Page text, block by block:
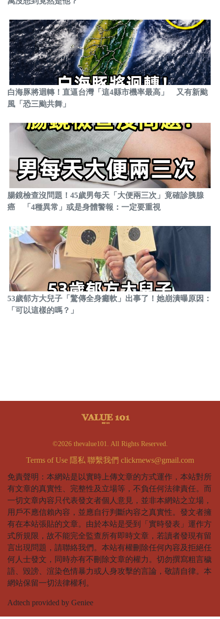
白海豚將迴轉！直逼台灣「這4縣市機率最高」 又有新颱
風「恐三颱共舞」
腸鏡檢查沒問題！45歲男每天「大便兩三次」竟確診胰腺
癌 「4種異常」或是身體警報：一定要重視
53歲郁方大兒子「驚傳全身癱軟」出事了！她崩潰曝原因：
「可以這樣的嗎？」
©2026 thevalue101. All Rights Reserved.
Terms of Use 隱私 聯繫我們 clickrnews@gmail.com
免責聲明：本網站是以實時上傳文章的方式運作，本站對所
有文章的真實性、完整性及立場等，不負任何法律責任。而
一切文章內容只代表發文者個人意見，並非本網站之立場，
用戶不應信賴內容，並應自行判斷內容之真實性。發文者擁
有在本站張貼的文章。由於本站是受到「實時發表」運作方
式所規限，故不能完全監查所有即時文章，若讀者發現有留
言出現問題，請聯絡我們。本站有權刪除任何內容及拒絕任
何人士發文，同時亦有不刪除文章的權力。切勿撰寫粗言穢
語、毀謗、渲染色情暴力或人身攻擊的言論，敬請自律。本
網站保留一切法律權利。
Adtech provided by Geniee